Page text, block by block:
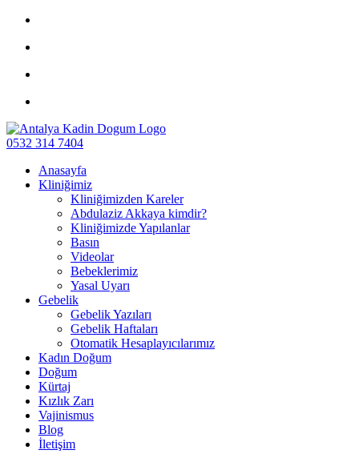
0532 314 7404
Anasayfa
Kliniğimiz
Kliniğimizden Kareler
Abdulaziz Akkaya kimdir?
Kliniğimizde Yapılanlar
Basın
Videolar
Bebeklerimiz
Yasal Uyarı
Gebelik
Gebelik Yazıları
Gebelik Haftaları
Otomatik Hesaplayıcılarımız
Kadın Doğum
Doğum
Kürtaj
Kızlık Zarı
Vajinismus
Blog
İletişim